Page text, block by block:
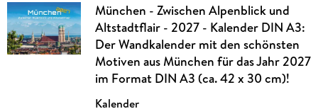
München - Zwischen Alpenblick und
Altstadtflair - 2027 - Kalender DIN A3:
Der Wandkalender mit den schönsten
Motiven aus München für das Jahr 2027
im Format DIN A3 (ca. 42 x 30 cm)!
Kalender